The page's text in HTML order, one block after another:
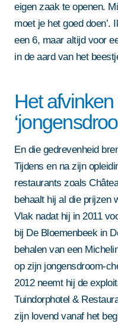
eigen zaak te openen.
moet je het goed doen’.
een 6, maar altijd voor
in de aard van het
Het
En die gedrevenheid
Tijdens en na zijn
restaurants zoals
behaalt hij al die prijzen
Vlak nadat hij in 2011
bij De Bloemenbeek in
behalen van een
op zijn jongensdroom-
2012 neemt hij de
Tuindorphotel &
zijn lovend vanaf het